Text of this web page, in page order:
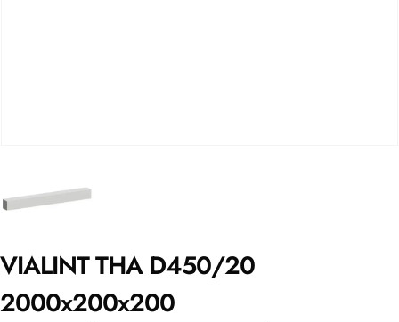
VIALINT THA D450/20
2000x200x200